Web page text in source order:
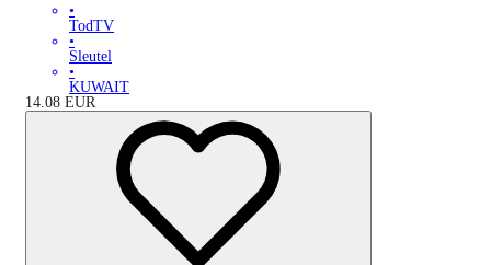
•
TodTV
•
Sleutel
•
KUWAIT
14.08 EUR